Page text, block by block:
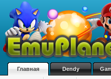
Главная Dendy